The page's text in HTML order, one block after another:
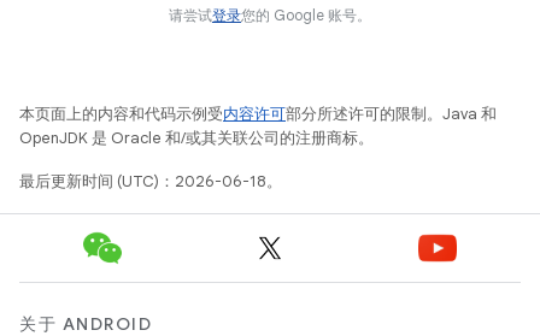
请尝试登录您的 Google 账号。
本页面上的内容和代码示例受内容许可部分所述许可的限制。Java 和
OpenJDK 是 Oracle 和/或其关联公司的注册商标。
最后更新时间 (UTC)：2026-06-18。
关于 ANDROID